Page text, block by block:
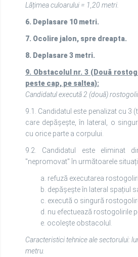
Lățimea culoarului = 1,20 metri.
6. Deplasare 10 metri.
7. Ocolire jalon, spre dreapta.
8. Deplasare 3 metri.
9. Obstacolul nr. 3 (Două
peste cap, pe saltea):
Candidatul execută 2 (două)
9.1. Candidatul este penalizat cu 3
care depășește, în lateral, o
cu orice parte a corpului.
9.2. Candidatul este eliminat
"nepromovat" în următoarele
a. refuză executarea
b. depășește în lateral spațiul
c. execută o singură
d. nu efectuează rostogolirile
e. ocolește obstacolul.
Caracteristici tehnice ale sectorului:
metru.